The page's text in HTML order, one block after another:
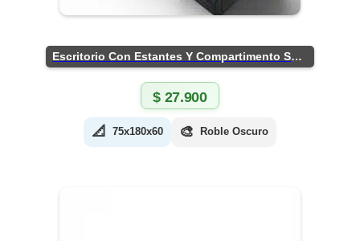
Escritorio Con Estantes Y Compartimento Seguro
$27.900
📐 75x180x60 🎨 Roble Oscuro